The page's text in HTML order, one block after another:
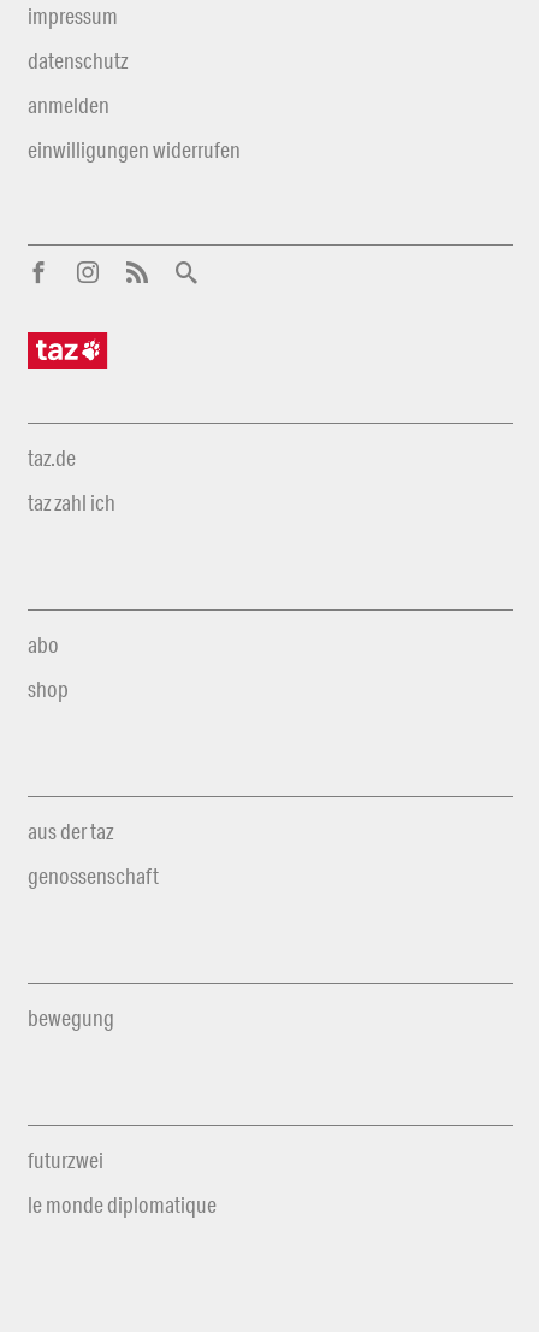
impressum
datenschutz
anmelden
einwilligungen widerrufen
taz.de
taz zahl ich
abo
shop
aus der taz
genossenschaft
bewegung
futurzwei
le monde diplomatique